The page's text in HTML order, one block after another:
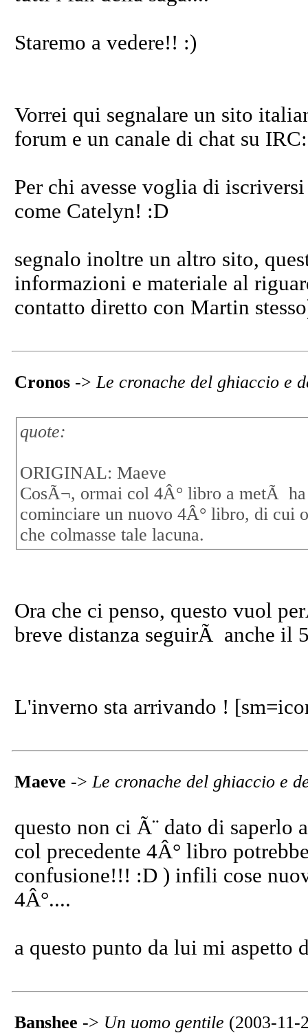
Staremo a vedere!! :)
Vorrei qui segnalare un sito
forum e un canale di chat su
Per chi avesse voglia di
come Catelyn! :D
segnalo inoltre un altro sito,
informazioni e materiale al
contatto diretto con Martin
Cronos ->Le cronache del ghiaccio e
quote:
ORIGINAL: Maeve
CosÃ¬, ormai col 4Â° libro a metÃ
cominciare un nuovo 4Â° libro, di cui
che colmasse tale lacuna.
Ora che ci penso, questo vuol
breve distanza seguirÃ anche il
L'inverno sta arrivando !
Maeve ->Le cronache del ghiaccio e
questo non ci Ã¨ dato di saperlo
col precedente 4Â° libro
confusione!!! :D ) infili cose
4Â°....
a questo punto da lui mi
Banshee -> Un uomo gentile (2003-11-